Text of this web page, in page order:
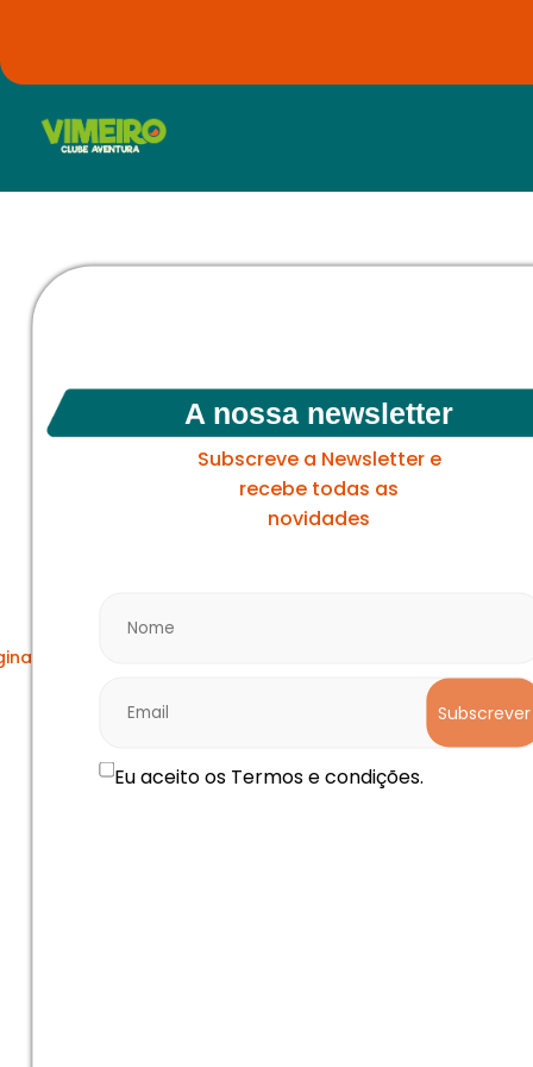
não encontrada! Parece que chegamos ao fim da
A nossa newsletter
Subscreve a Newsletter e
recebe todas as
novidades
Subscrever
Eu aceito os Termos e condições.